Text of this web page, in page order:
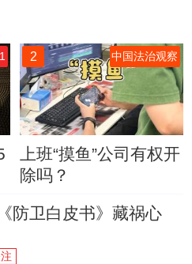
2 中国法治观察
上班“摸鱼”公司有权开
除吗？
防卫白皮书》藏祸心